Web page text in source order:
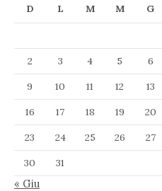
D L M M G
2
3 4 5 6
9
10 11 12 13
16
17 18 19 20
23
24 25 26 27
30
31
« Giu